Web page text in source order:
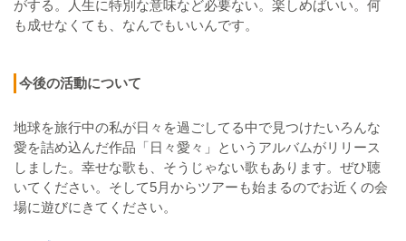
がする。人生に特別な意味など必要ない。楽しめばいい。何
も成せなくても、なんでもいいんです。
今後の活動について
地球を旅行中の私が日々を過ごしてる中で見つけたいろんな
愛を詰め込んだ作品「日々愛々」というアルバムがリリース
しました。幸せな歌も、そうじゃない歌もあります。ぜひ聴
いてください。そして5月からツアーも始まるのでお近くの会
場に遊びにきてください。